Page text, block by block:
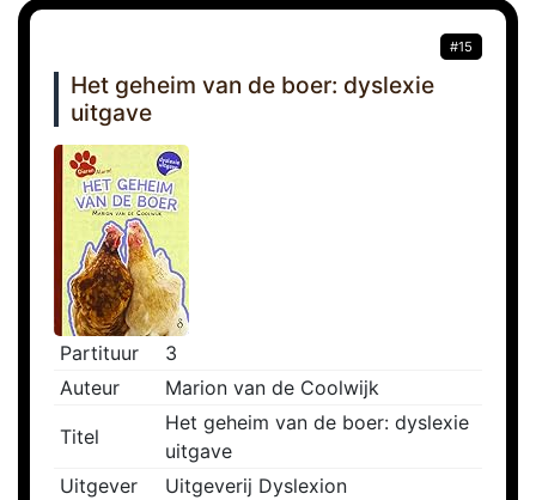
#15
Het geheim van de boer: dyslexie
uitgave
Partituur
3
Auteur
Marion van de Coolwijk
Titel
Het geheim van de boer: dyslexie
uitgave
Uitgever
Uitgeverij Dyslexion